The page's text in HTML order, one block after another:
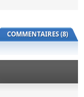
COMMENTAIRES (8)